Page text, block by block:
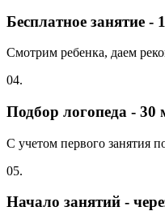
Бесплатное занятие -
Смотрим ребенка, даем
04.
Подбор логопеда - 30
С учетом первого занятия
05.
Начало занятий -